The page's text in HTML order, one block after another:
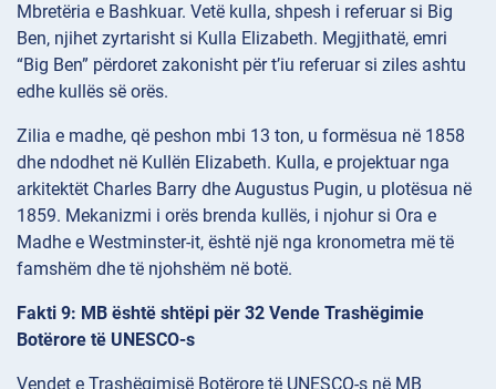
Mbretëria e Bashkuar. Vetë kulla, shpesh i referuar si Big
Ben, njihet zyrtarisht si Kulla Elizabeth. Megjithatë, emri
“Big Ben” përdoret zakonisht për t’iu referuar si ziles ashtu
edhe kullës së orës.
Zilia e madhe, që peshon mbi 13 ton, u formësua në 1858
dhe ndodhet në Kullën Elizabeth. Kulla, e projektuar nga
arkitektët Charles Barry dhe Augustus Pugin, u plotësua në
1859. Mekanizmi i orës brenda kullës, i njohur si Ora e
Madhe e Westminster-it, është një nga kronometra më të
famshëm dhe të njohshëm në botë.
Fakti 9: MB është shtëpi për 32 Vende Trashëgimie
Botërore të UNESCO-s
Vendet e Trashëgimisë Botërore të UNESCO-s në MB